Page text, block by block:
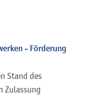
- Förderung
Stand des
Zulassung